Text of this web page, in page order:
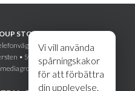
Vi vill använda
spårningskakor
för att förbättra
din upplevelse.
STOCKHOLM AB
30
• Sweden